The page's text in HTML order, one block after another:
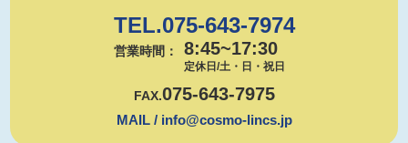
TEL.075-643-7974
営業時間： 8:45~17:30
定休日/土・日・祝日
FAX.075-643-7975
MAIL / info@cosmo-lincs.jp